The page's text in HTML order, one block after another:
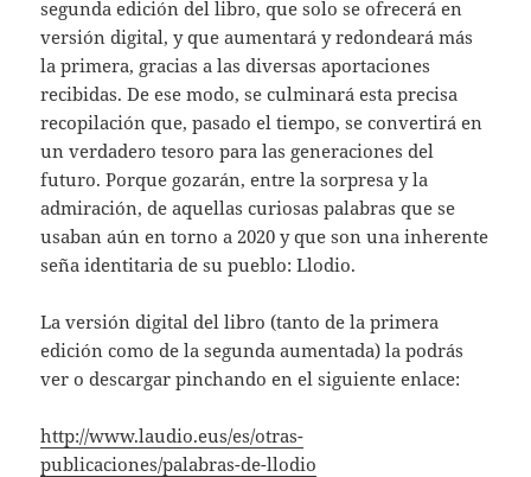
segunda edición del libro, que solo se ofrecerá en
versión digital, y que aumentará y redondeará más
la primera, gracias a las diversas aportaciones
recibidas. De ese modo, se culminará esta precisa
recopilación que, pasado el tiempo, se convertirá en
un verdadero tesoro para las generaciones del
futuro. Porque gozarán, entre la sorpresa y la
admiración, de aquellas curiosas palabras que se
usaban aún en torno a 2020 y que son una inherente
seña identitaria de su pueblo: Llodio.
La versión digital del libro (tanto de la primera
edición como de la segunda aumentada) la podrás
ver o descargar pinchando en el siguiente enlace:
http://www.laudio.eus/es/otras-
publicaciones/palabras-de-llodio